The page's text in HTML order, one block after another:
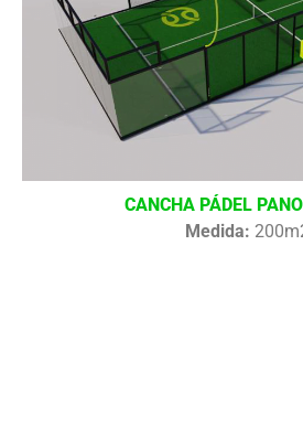
CANCHA PÁDEL
Medida: